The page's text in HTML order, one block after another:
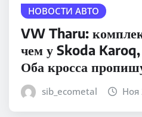
НОВОСТИ АВТО
VW Tharu:
чем у Skoda
Оба кросса
sib_ecometal Ноя